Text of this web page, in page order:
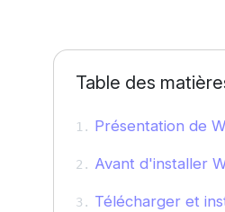
Table des
Présentation de
Avant d'installer
Télécharger et